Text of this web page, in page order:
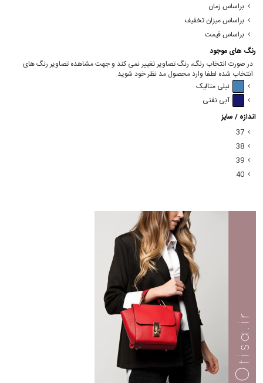
براساس زمان
براساس میزان تخفیف
براساس قیمت
رنگ های موجود
در صورت انتخاب رنگ، رنگ تصاویر تغییر نمی کند و جهت مشاهده تصاویر رنگ های
انتخاب شده لطفا وارد محصول مد نظر خود شوید.
نیلی متالیک
آبی نفتی
اندازه / سایز
37
38
39
40